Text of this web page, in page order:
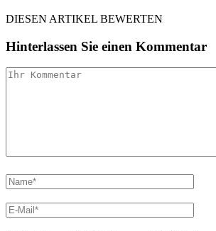
DIESEN ARTIKEL BEWERTEN
Hinterlassen Sie einen Kommentar